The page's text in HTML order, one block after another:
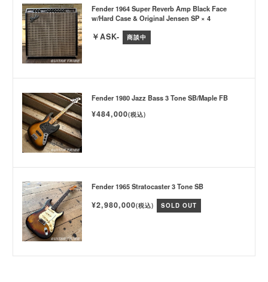
Fender 1964 Super Reverb Amp Black Face
w/Hard Case & Original Jensen SP × 4
￥ASK- 商談中
Fender 1980 Jazz Bass 3 Tone SB/Maple FB
¥484,000(税込)
Fender 1965 Stratocaster 3 Tone SB
¥2,980,000(税込) SOLD OUT